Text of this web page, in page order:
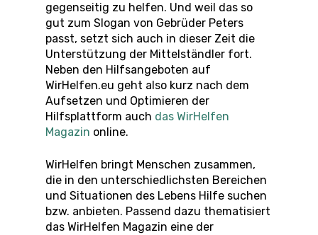
gegenseitig zu helfen. Und weil das so
gut zum Slogan von Gebrüder Peters
passt, setzt sich auch in dieser Zeit die
Unterstützung der Mittelständler fort.
Neben den Hilfsangeboten auf
WirHelfen.eu geht also kurz nach dem
Aufsetzen und Optimieren der
Hilfsplattform auch das WirHelfen
Magazin online.
WirHelfen bringt Menschen zusammen,
die in den unterschiedlichsten Bereichen
und Situationen des Lebens Hilfe suchen
bzw. anbieten. Passend dazu thematisiert
das WirHelfen Magazin eine der